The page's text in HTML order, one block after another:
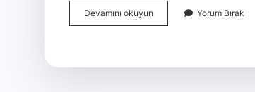
Devamını okuyun Dünyanın
En
Yorum Bırak